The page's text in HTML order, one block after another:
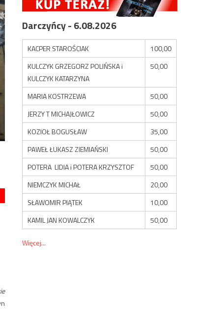
Darczyńcy - 6.08.2026
KACPER STAROŚCIAK
100,00
KULCZYK GRZEGORZ POLIŃSKA i
KULCZYK KATARZYNA
50,00
MARIA KOSTRZEWA
50,00
JERZY T MICHAJŁOWICZ
50,00
KOZIOŁ BOGUSŁAW
35,00
PAWEŁ ŁUKASZ ZIEMIAŃSKI
50,00
POTERA LIDIA i POTERA KRZYSZTOF
50,00
NIEMCZYK MICHAŁ
20,00
SŁAWOMIR PIĄTEK
10,00
KAMIL JAN KOWALCZYK
50,00
Więcej...